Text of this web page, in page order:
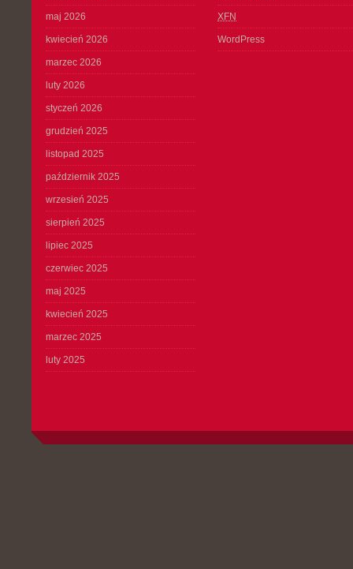
maj 2026
kwiecień 2026
marzec 2026
luty 2026
styczeń 2026
grudzień 2025
listopad 2025
październik 2025
wrzesień 2025
sierpień 2025
lipiec 2025
czerwiec 2025
maj 2025
kwiecień 2025
marzec 2025
luty 2025
XFN
WordPress